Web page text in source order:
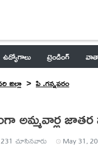
ఉద్యోగాలు ట్రెండింగ్
జిల్లా పి .గన్నవరం
అమ్మవార్ల
చూసినవారు May 31,